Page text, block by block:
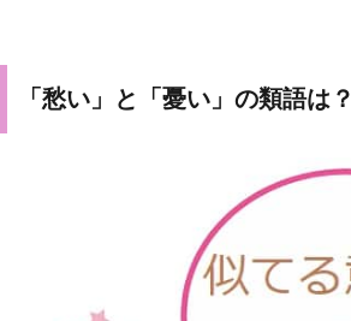
「愁い」と「憂い」の類語は？